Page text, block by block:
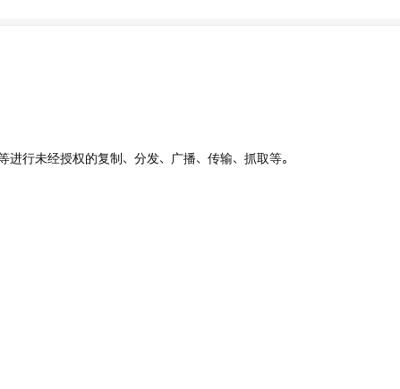
行未经授权的复制、分发、广播、传输、抓取等。